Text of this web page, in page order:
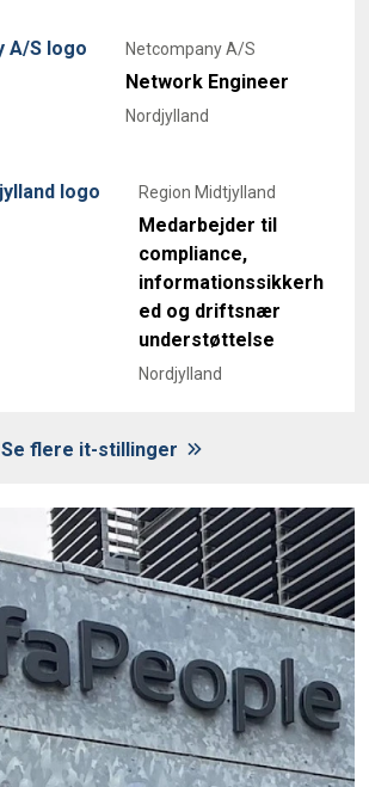
Netcompany A/S
Network Engineer
Nordjylland
Region Midtjylland
Medarbejder til
compliance,
informationssikkerh
ed og driftsnær
understøttelse
Nordjylland
Se flere it-stillinger